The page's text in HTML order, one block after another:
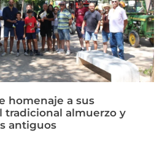
homenaje a sus
tradicional almuerzo y
antiguos